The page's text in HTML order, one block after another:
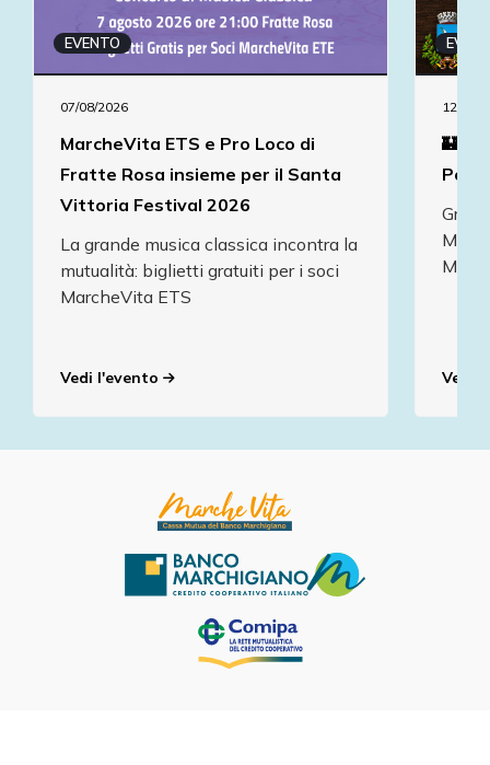
EVENTO
07/08/2026
MarcheVita ETS e Pro Loco di
Fratte Rosa insieme per il Santa
Vittoria Festival 2026
La grande musica classica incontra la
mutualità: biglietti gratuiti per i soci
MarcheVita ETS
Vedi l'evento
12/08/
🏰
Vedi